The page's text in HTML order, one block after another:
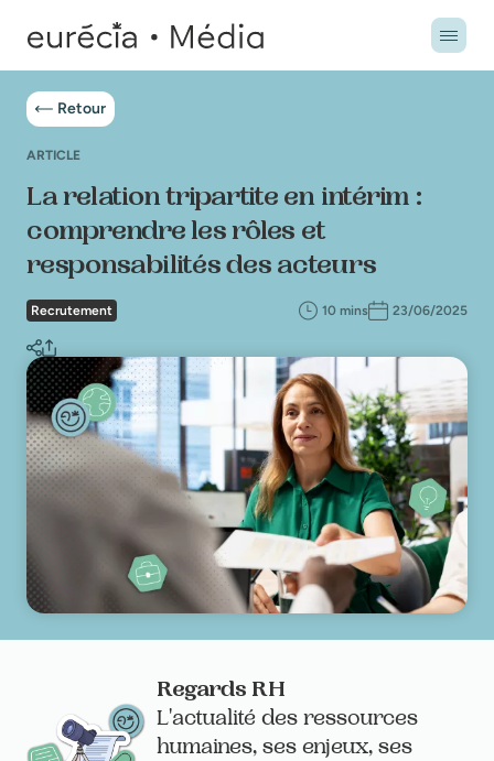
Retour
ARTICLE
La relation tripartite en intérim :
comprendre les rôles et
responsabilités des acteurs
Recrutement 10 mins 23/06/2025
Regards RH
L'actualité des ressources
humaines, ses enjeux, ses